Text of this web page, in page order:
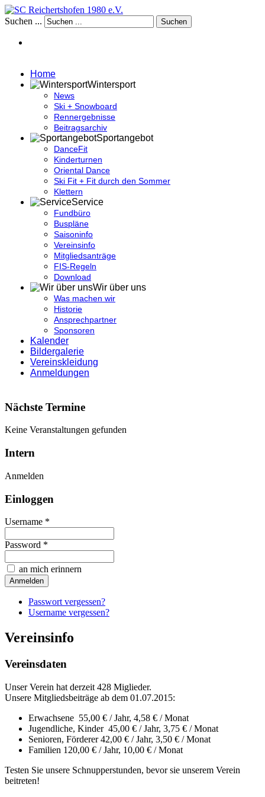
Suchen ... Suchen
Home
Wintersport
News
Ski + Snowboard
Rennergebnisse
Beitragsarchiv
Sportangebot
DanceFit
Kinderturnen
Oriental Dance
Ski Fit + Fit durch den Sommer
Klettern
Service
Fundbüro
Buspläne
Saisoninfo
Vereinsinfo
Mitgliedsanträge
FIS-Regeln
Download
Wir über uns
Was machen wir
Historie
Ansprechpartner
Sponsoren
Kalender
Bildergalerie
Vereinskleidung
Anmeldungen
Nächste Termine
Keine Veranstaltungen gefunden
Intern
Anmelden
Einloggen
Username *
Password *
an mich erinnern
Passwort vergessen?
Username vergessen?
Vereinsinfo
Vereinsdaten
Unser Verein hat derzeit 428 Miglieder.
Unsere Mitgliedsbeiträge ab dem 01.07.2015:
Erwachsene 55,00 € / Jahr, 4,58 € / Monat
Jugendliche, Kinder 45,00 € / Jahr, 3,75 € / Monat
Senioren, Förderer 42,00 € / Jahr, 3,50 € / Monat
Familien 120,00 € / Jahr, 10,00 € / Monat
Testen Sie unsere Schnupperstunden, bevor sie unserem Verein
beitreten!